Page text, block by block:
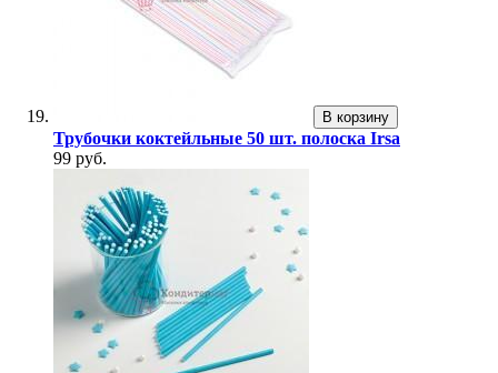
В корзину
Трубочки коктейльные 50 шт. полоска Irsa
99 руб.